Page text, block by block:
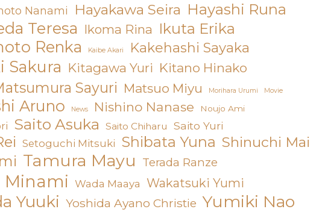
Nanami Hayakawa Seira Hayashi Runa
Teresa Ikoma Rina Ikuta Erika
Renka Kaibe Akari Kakehashi Sayaka
Sakura Kitagawa Yuri Kitano Hinako
Sayuri Matsuo Miyu Morihara Urumi Movie
Aruno News Nishino Nanase Noujo Ami
Saito Asuka Saito Chiharu Saito Yuri
Setoguchi Mitsuki Shibata Yuna Shinuchi Mai
Tamura Mayu Terada Ranze
Minami Wada Maaya Wakatsuki Yumi
Yuuki Yoshida Ayano Christie Yumiki Nao